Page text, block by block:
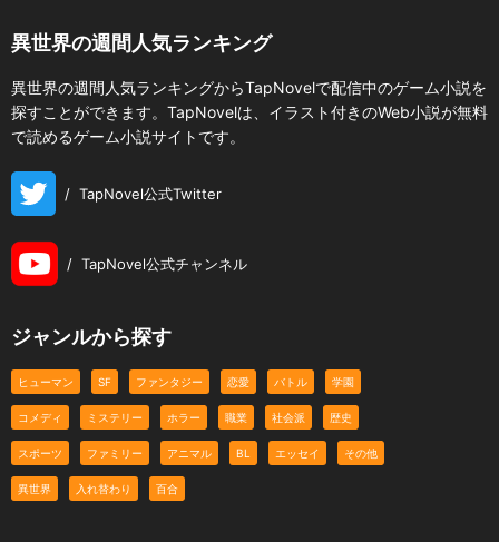
異世界の週間人気ランキング
異世界の週間人気ランキングからTapNovelで配信中のゲーム小説を
探すことができます。TapNovelは、イラスト付きのWeb小説が無料
で読めるゲーム小説サイトです。
/ TapNovel公式Twitter
/ TapNovel公式チャンネル
ジャンルから探す
ヒューマン SF ファンタジー 恋愛 バトル 学園
コメディ ミステリー ホラー 職業 社会派 歴史
スポーツ ファミリー アニマル BL エッセイ その他
異世界 入れ替わり 百合